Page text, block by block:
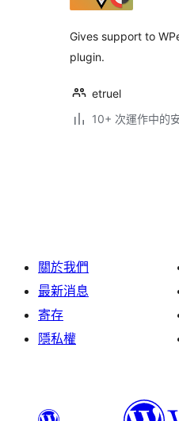
Gives support to
plugin.
etruel
10+ 次運作中的
關於我們
最新消息
寄存
隱私權